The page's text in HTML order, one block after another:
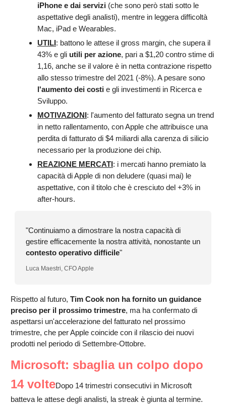
iPhone e dai servizi (che sono però stati sotto le
aspettative degli analisti), mentre in leggera difficoltà
Mac, iPad e Wearables.
UTILI: battono le attese il gross margin, che supera il
43% e gli utili per azione, pari a $1,20 contro stime di
1,16, anche se il valore è in netta contrazione rispetto
allo stesso trimestre del 2021 (-8%). A pesare sono
l'aumento dei costi e gli investimenti in Ricerca e
Sviluppo.
MOTIVAZIONI: l'aumento del fatturato segna un trend
in netto rallentamento, con Apple che attribuisce una
perdita di fatturato di $4 miliardi alla carenza di silicio
necessario per la produzione dei chip.
REAZIONE MERCATI: i mercati hanno premiato la
capacità di Apple di non deludere (quasi mai) le
aspettative, con il titolo che è cresciuto del +3% in
after-hours.
"Continuiamo a dimostrare la nostra capacità di
gestire efficacemente la nostra attività, nonostante un
contesto operativo difficile"
Luca Maestri, CFO Apple
Rispetto al futuro, Tim Cook non ha fornito un guidance
preciso per il prossimo trimestre, ma ha confermato di
aspettarsi un'accelerazione del fatturato nel prossimo
trimestre, che per Apple coincide con il rilascio dei nuovi
prodotti nel periodo di Settembre-Ottobre.
Microsoft: sbaglia un colpo dopo
14 volteDopo 14 trimestri consecutivi in Microsoft
batteva le attese degli analisti, la streak è giunta al termine.